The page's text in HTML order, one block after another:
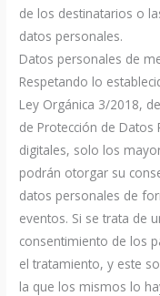
de los destinatarios o
datos personales.
Datos personales de
Respetando lo
Ley Orgánica 3/2018,
de Protección de
digitales, solo los
podrán otorgar su
datos personales de
eventos. Si se trata de
consentimiento de los
el tratamiento, y este
la que los mismos lo